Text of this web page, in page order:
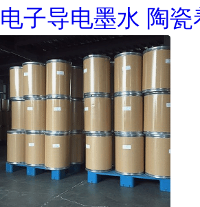
电子导电墨水 陶